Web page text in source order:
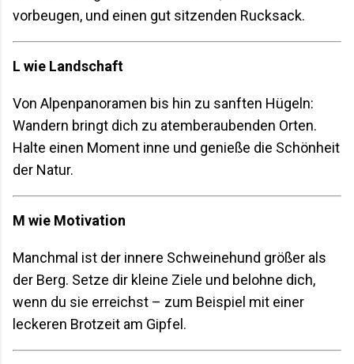
vorbeugen, und einen gut sitzenden Rucksack.
L wie Landschaft
Von Alpenpanoramen bis hin zu sanften Hügeln:
Wandern bringt dich zu atemberaubenden Orten.
Halte einen Moment inne und genieße die Schönheit
der Natur.
M wie Motivation
Manchmal ist der innere Schweinehund größer als
der Berg. Setze dir kleine Ziele und belohne dich,
wenn du sie erreichst – zum Beispiel mit einer
leckeren Brotzeit am Gipfel.